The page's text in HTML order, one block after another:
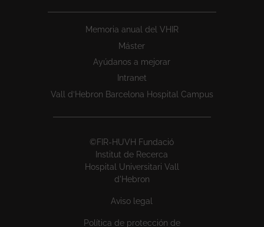
Memoria anual del VHIR
Máster
Ayúdanos a mejorar
Intranet
Vall d’Hebron Barcelona Hospital Campus
©FIR-HUVH Fundació
Institut de Recerca
Hospital Universitari Vall
d'Hebron
Aviso legal
Política de protección de